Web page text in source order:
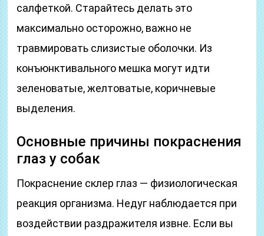
салфеткой. Старайтесь делать это
максимально осторожно, важно не
травмировать слизистые оболочки. Из
конъюнктивального мешка могут идти
зеленоватые, желтоватые, коричневые
выделения.
Основные причины покраснения
глаз у собак
Покраснение склер глаз — физиологическая
реакция организма. Недуг наблюдается при
воздействии раздражителя извне. Если вы